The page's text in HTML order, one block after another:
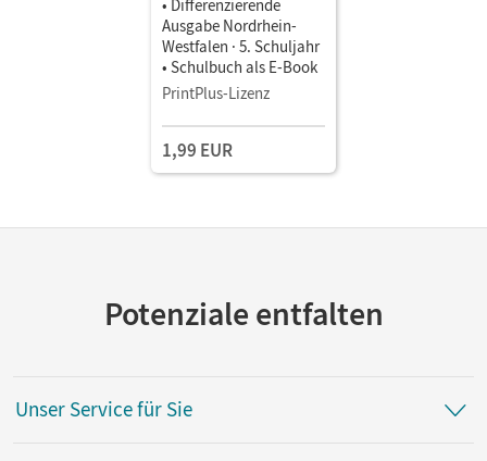
• Differenzierende
Ausgabe Nordrhein-
Westfalen · 5. Schuljahr
• Schulbuch als E-Book
PrintPlus-Lizenz
1,99 EUR
Potenziale entfalten
Unser Service für Sie